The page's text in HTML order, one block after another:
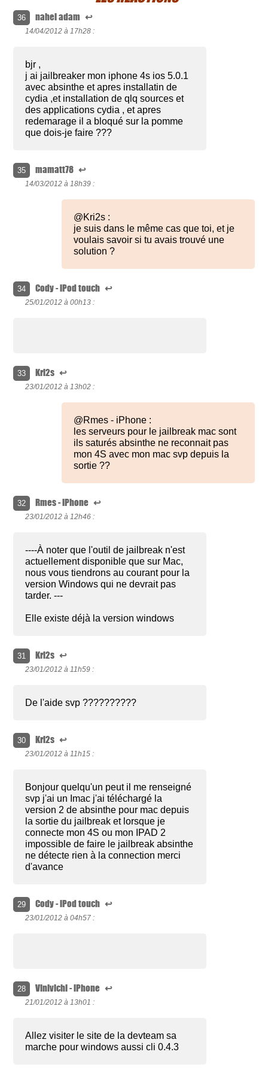
36 nahel adam ↩
14/04/2012 à 17h28 :
bjr ,
j ai jailbreaker mon iphone 4s ios 5.0.1
avec absinthe et apres installatin de
cydia ,et installation de qlq sources et
des applications cydia , et apres
redemarage il a bloqué sur la pomme
que dois-je faire ???
35 mamatt78 ↩
14/03/2012 à 18h39 :
@Kri2s :
je suis dans le même cas que toi, et je
voulais savoir si tu avais trouvé une
solution ?
34 Cody - iPod touch ↩
25/01/2012 à 00h13 :
33 Kri2s ↩
23/01/2012 à 13h02 :
@Rmes - iPhone :
les serveurs pour le jailbreak mac sont
ils saturés absinthe ne reconnait pas
mon 4S avec mon mac svp depuis la
sortie ??
32 Rmes - iPhone ↩
23/01/2012 à 12h46 :
----À noter que l'outil de jailbreak n'est
actuellement disponible que sur Mac,
nous vous tiendrons au courant pour la
version Windows qui ne devrait pas
tarder. ---
Elle existe déjà la version windows
31 Kri2s ↩
23/01/2012 à 11h59 :
De l'aide svp ??????????
30 Kri2s ↩
23/01/2012 à 11h15 :
Bonjour quelqu'un peut il me renseigné
svp j'ai un Imac j'ai téléchargé la
version 2 de absinthe pour mac depuis
la sortie du jailbreak et lorsque je
connecte mon 4S ou mon IPAD 2
impossible de faire le jailbreak absinthe
ne détecte rien à la connection merci
d'avance
29 Cody - iPod touch ↩
23/01/2012 à 04h57 :
28 Vinivichi - iPhone ↩
21/01/2012 à 13h01 :
Allez visiter le site de la devteam sa
marche pour windows aussi cli 0.4.3